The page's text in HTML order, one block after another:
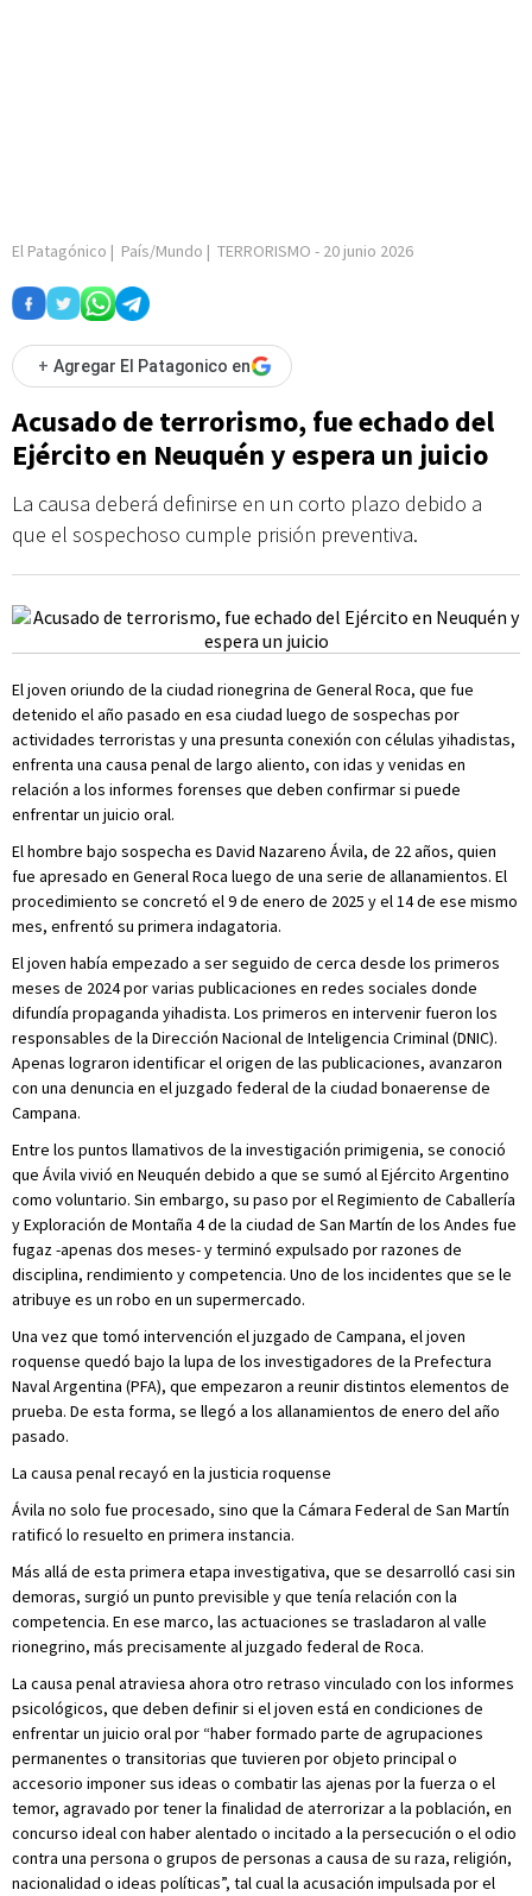
El Patagónico | País/Mundo | TERRORISMO - 20 junio 2026
+ Agregar El Patagonico en
Acusado de terrorismo, fue echado del
Ejército en Neuquén y espera un juicio
La causa deberá definirse en un corto plazo debido a
que el sospechoso cumple prisión preventiva.
El joven oriundo de la ciudad rionegrina de General Roca, que fue
detenido el año pasado en esa ciudad luego de sospechas por
actividades terroristas y una presunta conexión con células yihadistas,
enfrenta una causa penal de largo aliento, con idas y venidas en
relación a los informes forenses que deben confirmar si puede
enfrentar un juicio oral.
El hombre bajo sospecha es David Nazareno Ávila, de 22 años, quien
fue apresado en General Roca luego de una serie de allanamientos. El
procedimiento se concretó el 9 de enero de 2025 y el 14 de ese mismo
mes, enfrentó su primera indagatoria.
El joven había empezado a ser seguido de cerca desde los primeros
meses de 2024 por varias publicaciones en redes sociales donde
difundía propaganda yihadista. Los primeros en intervenir fueron los
responsables de la Dirección Nacional de Inteligencia Criminal (DNIC).
Apenas lograron identificar el origen de las publicaciones, avanzaron
con una denuncia en el juzgado federal de la ciudad bonaerense de
Campana.
Entre los puntos llamativos de la investigación primigenia, se conoció
que Ávila vivió en Neuquén debido a que se sumó al Ejército Argentino
como voluntario. Sin embargo, su paso por el Regimiento de Caballería
y Exploración de Montaña 4 de la ciudad de San Martín de los Andes fue
fugaz -apenas dos meses- y terminó expulsado por razones de
disciplina, rendimiento y competencia. Uno de los incidentes que se le
atribuye es un robo en un supermercado.
Una vez que tomó intervención el juzgado de Campana, el joven
roquense quedó bajo la lupa de los investigadores de la Prefectura
Naval Argentina (PFA), que empezaron a reunir distintos elementos de
prueba. De esta forma, se llegó a los allanamientos de enero del año
pasado.
La causa penal recayó en la justicia roquense
Ávila no solo fue procesado, sino que la Cámara Federal de San Martín
ratificó lo resuelto en primera instancia.
Más allá de esta primera etapa investigativa, que se desarrolló casi sin
demoras, surgió un punto previsible y que tenía relación con la
competencia. En ese marco, las actuaciones se trasladaron al valle
rionegrino, más precisamente al juzgado federal de Roca.
La causa penal atraviesa ahora otro retraso vinculado con los informes
psicológicos, que deben definir si el joven está en condiciones de
enfrentar un juicio oral por “haber formado parte de agrupaciones
permanentes o transitorias que tuvieren por objeto principal o
accesorio imponer sus ideas o combatir las ajenas por la fuerza o el
temor, agravado por tener la finalidad de aterrorizar a la población, en
concurso ideal con haber alentado o incitado a la persecución o el odio
contra una persona o grupos de personas a causa de su raza, religión,
nacionalidad o ideas políticas”, tal cual la acusación impulsada por el